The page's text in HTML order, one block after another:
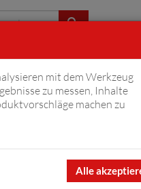
mit dem Werkzeug
zu messen, Inhalte
machen zu
Alle